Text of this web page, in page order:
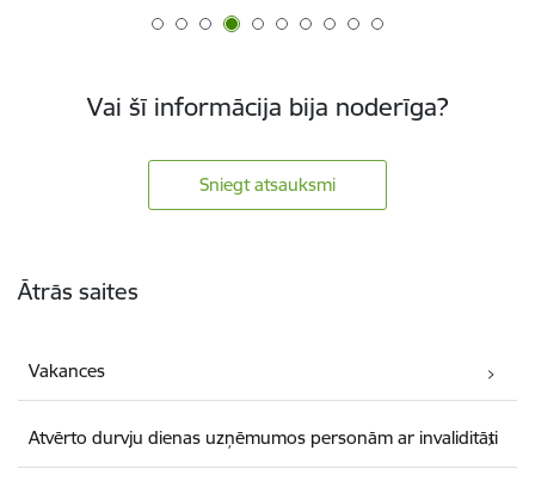
Vai šī informācija bija noderīga?
Sniegt atsauksmi
Ātrās saites
Vakances
Atvērto durvju dienas uzņēmumos personām ar invaliditāti